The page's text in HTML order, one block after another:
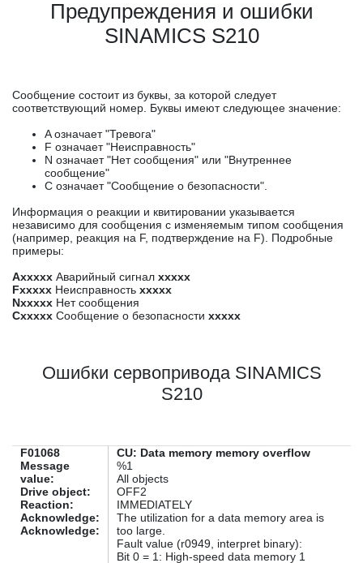
Предупреждения и ошибки
SINAMICS S210
Сообщение состоит из буквы, за которой следует
соответствующий номер. Буквы имеют следующее значение:
A означает "Тревога"
F означает "Неисправность"
N означает "Нет сообщения" или "Внутреннее
сообщение"
C означает "Сообщение о безопасности".
Информация о реакции и квитировании указывается
независимо для сообщения с изменяемым типом сообщения
(например, реакция на F, подтверждение на F). Подробные
примеры:
Axxxxx Аварийный сигнал xxxxx
Fxxxxx Неисправность xxxxx
Nxxxxx Нет сообщения
Cxxxxx Сообщение о безопасности xxxxx
Ошибки сервопривода SINAMICS
S210
F01068
Message
value:
Drive object:
Reaction:
Acknowledge:
Acknowledge:
CU: Data memory memory overflow
%1
All objects
OFF2
IMMEDIATELY
The utilization for a data memory area is
too large.
Fault value (r0949, interpret binary):
Bit 0 = 1: High-speed data memory 1